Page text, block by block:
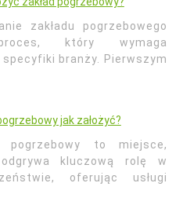
zakładu pogrzebowego
który wymaga
branży. Pierwszym
jak założyć?
pogrzebowy to miejsce,
kluczową rolę w
oferując usługi